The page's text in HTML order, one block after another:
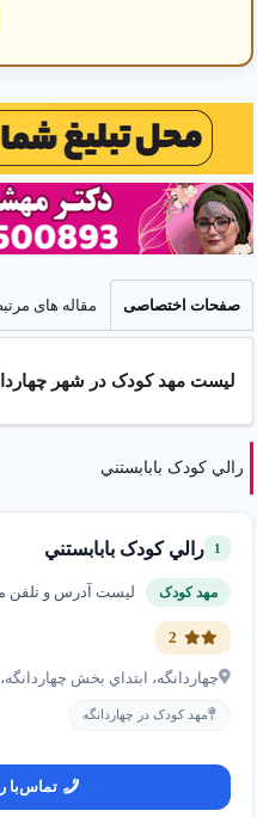
صفحات اختصاصی مقاله های
لیست مهد کودک در شهر
رالي کودک بابابستني
1 رالي کودک بابابستني
مهد کودک لیست آدرس و تلفن
2
چهاردانگه، ابتداي بخش
مهد کودک در چهاردانگه
تماسبا